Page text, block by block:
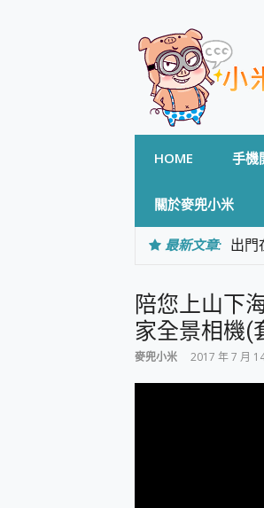
HOME 手機
關於麥兜小米
最新文章: 出門
專
台灣
測
電力
超懂
美
一
陪您上山下
家全景相機(
麥兜小米 2017 年 7 月